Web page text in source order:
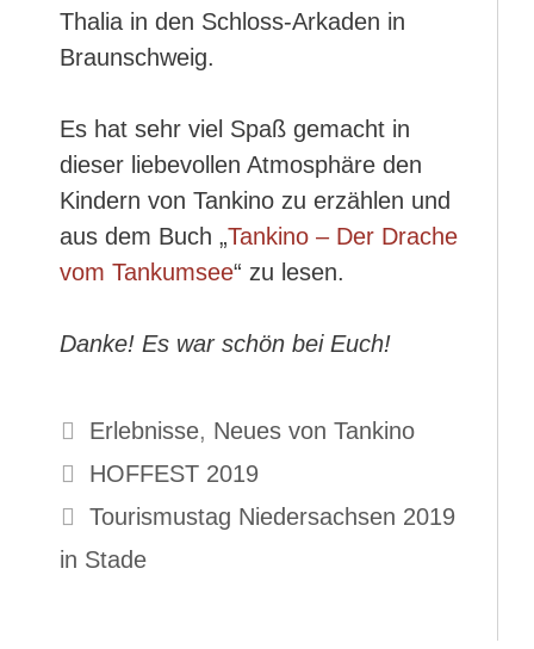
Thalia in den Schloss-Arkaden in
Braunschweig.
Es hat sehr viel Spaß gemacht in
dieser liebevollen Atmosphäre den
Kindern von Tankino zu erzählen und
aus dem Buch „Tankino – Der Drache
vom Tankumsee“ zu lesen.
Danke! Es war schön bei Euch!
Kategorien
Erlebnisse, Neues von Tankino
HOFFEST 2019
Tourismustag Niedersachsen 2019
in Stade